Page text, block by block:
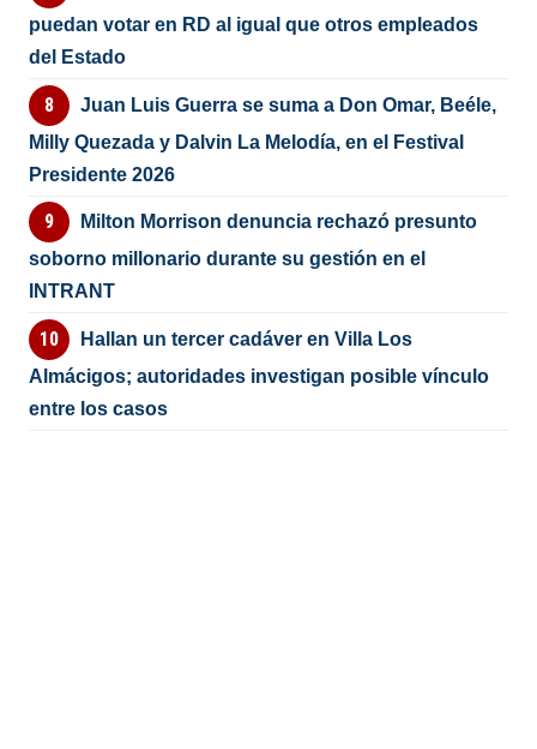
puedan votar en RD al igual que otros empleados
del Estado
Juan Luis Guerra se suma a Don Omar, Beéle,
Milly Quezada y Dalvin La Melodía, en el Festival
Presidente 2026
Milton Morrison denuncia rechazó presunto
soborno millonario durante su gestión en el
INTRANT
Hallan un tercer cadáver en Villa Los
Almácigos; autoridades investigan posible vínculo
entre los casos